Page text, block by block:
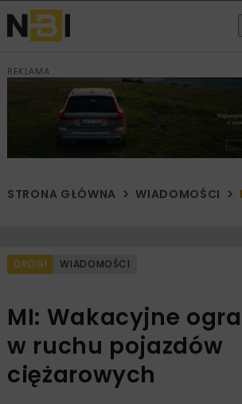
REKLAMA
STRONA GŁÓWNA WIADOMOŚCI
DROGI WIADOMOŚCI
MI: Wakacyjne
w ruchu pojazdów
ciężarowych